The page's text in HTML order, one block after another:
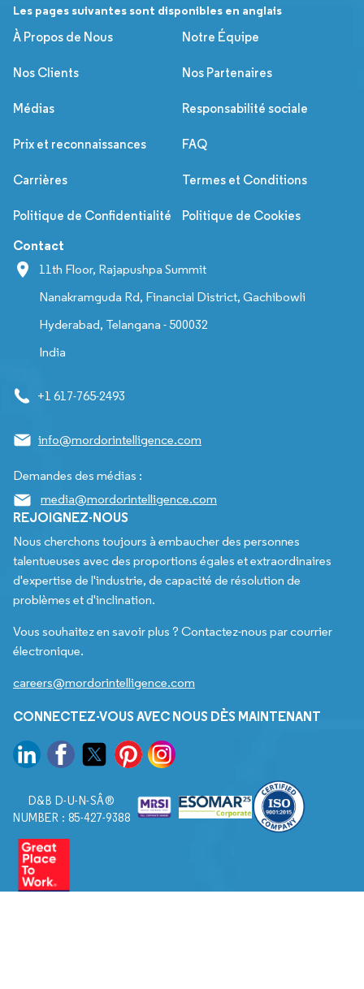
Les pages suivantes sont disponibles en anglais
À Propos de Nous
Notre Équipe
Nos Clients Nos Partenaires
Médias Responsabilité sociale
Prix et reconnaissances FAQ
Carrières Termes et Conditions
Politique de Confidentialité Politique de Cookies
Contact
11th Floor, Rajapushpa Summit
Nanakramguda Rd, Financial District, Gachibowli
Hyderabad, Telangana - 500032
India
+1 617-765-2493
info@mordorintelligence.com
Demandes des médias :
media@mordorintelligence.com
REJOIGNEZ-NOUS
Nous cherchons toujours à embaucher des personnes
talentueuses avec des proportions égales et extraordinaires
d'expertise de l'industrie, de capacité de résolution de
problèmes et d'inclination.
Vous souhaitez en savoir plus ? Contactez-nous par courrier
électronique.
careers@mordorintelligence.com
CONNECTEZ-VOUS AVEC NOUS DÈS MAINTENANT
D&B D-U-N-SÂ®
NUMBER : 85-427-9388